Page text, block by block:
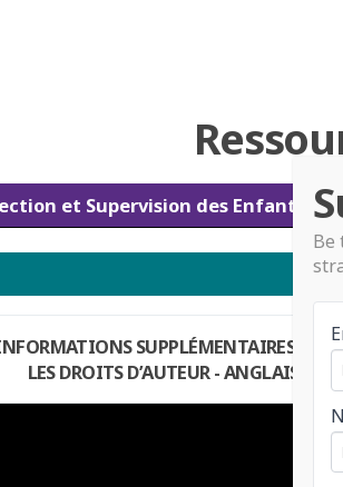
et Supervision des Enfants
SUPPLÉMENTAIRES SUR
LES DROITS D’AUTEUR - ANGLAIS
Be